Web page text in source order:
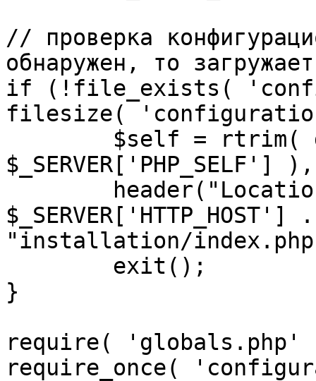
// проверка
обнаружен, то
if (!file_exists(
filesize(
"installation/
}
require(
require_once(